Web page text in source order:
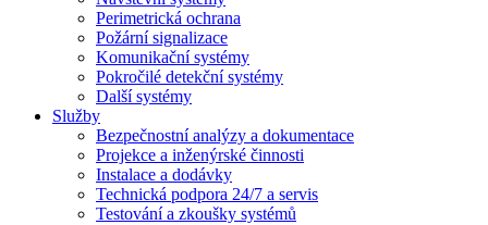
Perimetrická ochrana
Požární signalizace
Komunikační systémy
Pokročilé detekční systémy
Další systémy
Služby
Bezpečnostní analýzy a dokumentace
Projekce a inženýrské činnosti
Instalace a dodávky
Technická podpora 24/7 a servis
Testování a zkoušky systémů